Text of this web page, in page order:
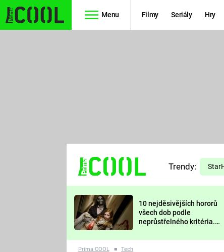
Menu Filmy Seriály Hry
TŘESKU
FUTURAMA
PREDÁTOR
Trendy:
10 nejděsivějších hororů
všech dob podle
neprůstřelného kritéria.
nejvíc zvednou tep?
Prima COOL ■ Tech